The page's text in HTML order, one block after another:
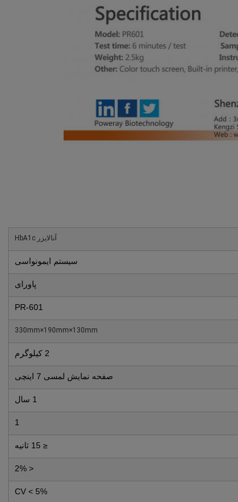
آنالایزر HbA1c
سیستم ایمونواسی
پاورای
PR-601
330mm×190mm×130mm
2 کیلوگرم
صفحه نمایش لمسی 7 اینچی
1 سال
1
≤ 15 ثانیه
< 2%
CV < 5%